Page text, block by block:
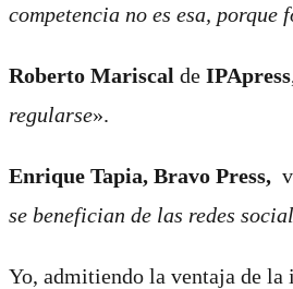
competencia no es esa,
Roberto Mariscal de IPApress
regularse».
Enrique Tapia, Bravo Press,
se benefician de las redes
Yo, admitiendo la ventaja de la